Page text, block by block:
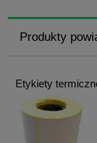
Produkty
Etykiety